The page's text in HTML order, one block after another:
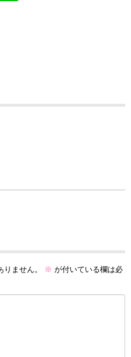
ません。 ※ が付いている欄は必